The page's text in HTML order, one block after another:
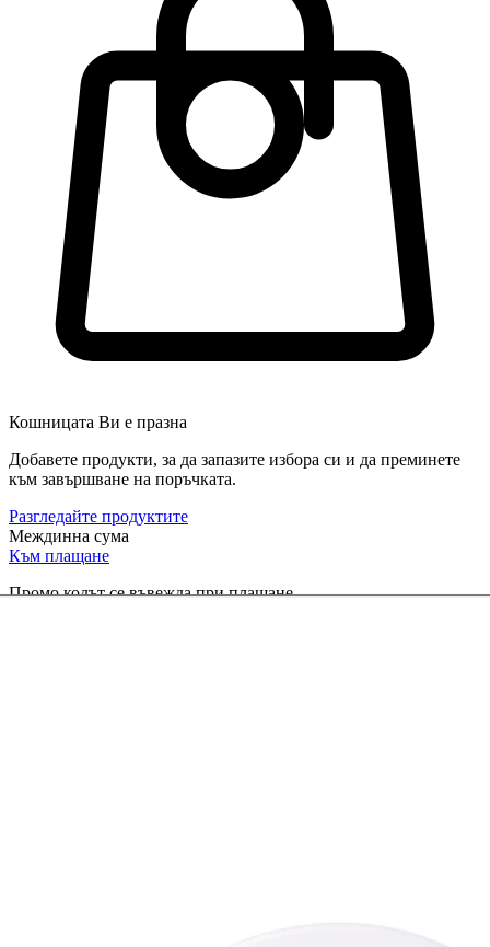
Кошницата Ви е празна
Добавете продукти, за да запазите избора си и да преминете
към завършване на поръчката.
Разгледайте продуктите
Междинна сума
Към плащане
Промо кодът се въвежда при плащане.